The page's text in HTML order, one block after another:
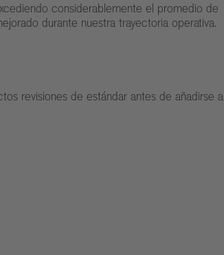
considerablemente el promedio de
durante nuestra trayectoria operativa.
revisiones de estándar antes de añadirse a